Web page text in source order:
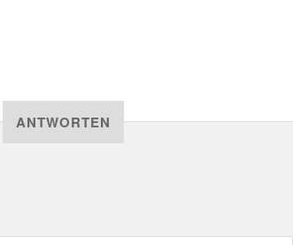
ANTWORTEN